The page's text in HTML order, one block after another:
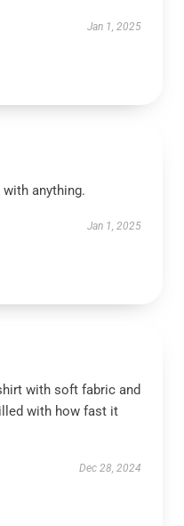
Jan 1, 2025
anything.
Jan 1, 2025
with soft fabric and
with how fast it
Dec 28, 2024